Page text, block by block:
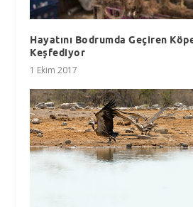
Hayatını Bodrumda Geçiren
Keşfediyor
1 Ekim 2017